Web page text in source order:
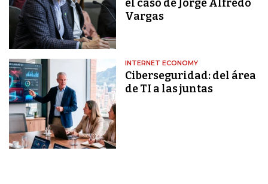
el caso de Jorge Alfredo
Vargas
INTERNET ECONOMY
Ciberseguridad: del área
de TI a las juntas